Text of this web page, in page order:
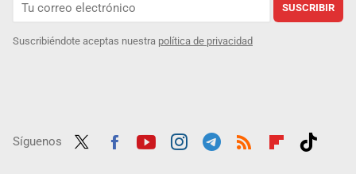
SUSCRIBIR
Suscribiéndote aceptas nuestra política de privacidad
Síguenos